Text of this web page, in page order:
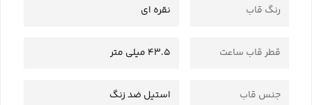
رنگ قاب نقره ای
قطر قاب ساعت 43.5 میلی متر
جنس قاب استیل ضد زنگ